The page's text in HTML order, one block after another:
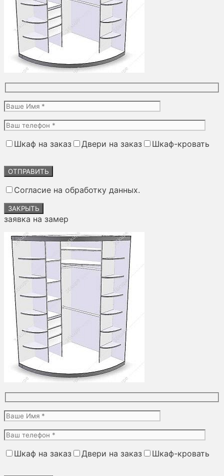
Шкаф на заказ Двери на заказ
Шкаф-кровать
это
пустым.
Согласие на обработку данных.
ЗАКРЫТЬ
заявка на замер
Шкаф на заказ Двери на заказ
Шкаф-кровать